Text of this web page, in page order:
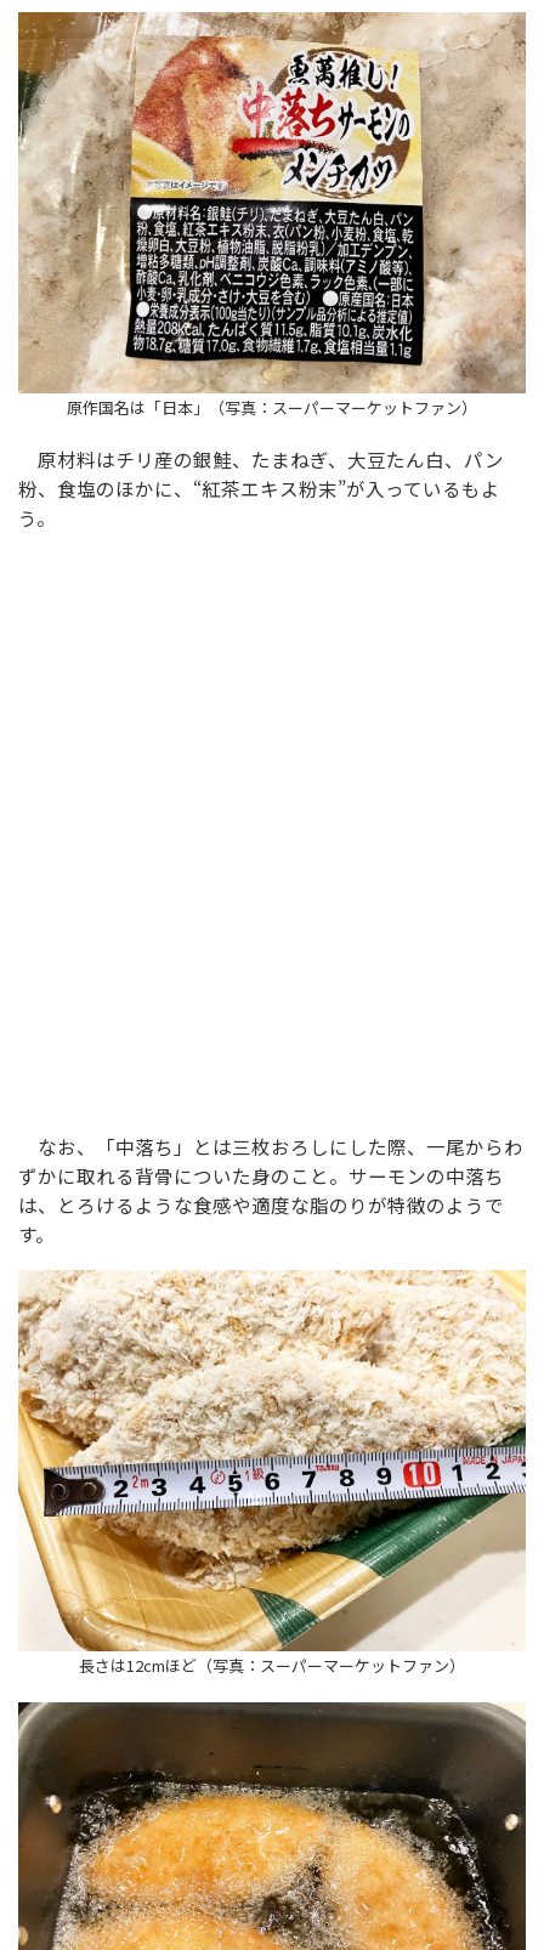
原作国名は「日本」（写真：スーパーマーケットファン）
原材料はチリ産の銀鮭、たまねぎ、大豆たん白、パン
粉、食塩のほかに、“紅茶エキス粉末”が入っているもよ
う。
なお、「中落ち」とは三枚おろしにした際、一尾からわ
ずかに取れる背骨についた身のこと。サーモンの中落ち
は、とろけるような食感や適度な脂のりが特徴のようで
す。
長さは12cmほど（写真：スーパーマーケットファン）